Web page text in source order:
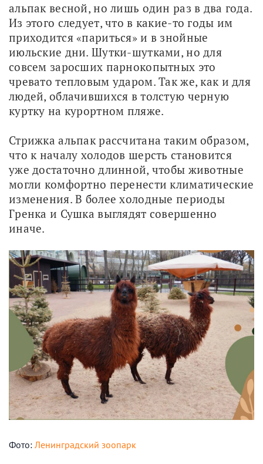
альпак весной, но лишь один раз в два года.
Из этого следует, что в какие-то годы им
приходится «париться» и в знойные
июльские дни. Шутки-шутками, но для
совсем заросших парнокопытных это
чревато тепловым ударом. Так же, как и для
людей, облачившихся в толстую черную
куртку на курортном пляже.
Стрижка альпак рассчитана таким образом,
что к началу холодов шерсть становится
уже достаточно длинной, чтобы животные
могли комфортно перенести климатические
изменения. В более холодные периоды
Гренка и Сушка выглядят совершенно
иначе.
Фото: Ленинградский зоопарк